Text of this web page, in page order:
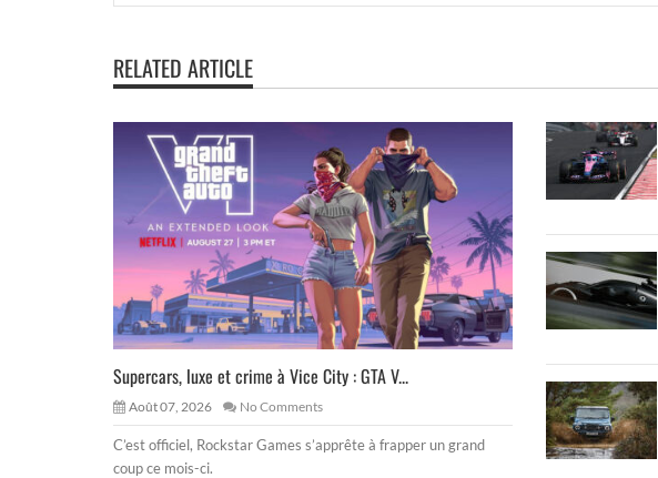
RELATED ARTICLE
Supercars, luxe et crime à Vice City : GTA V...
Août 07, 2026 No Comments
C’est officiel, Rockstar Games s’apprête à frapper un grand
coup ce mois-ci.